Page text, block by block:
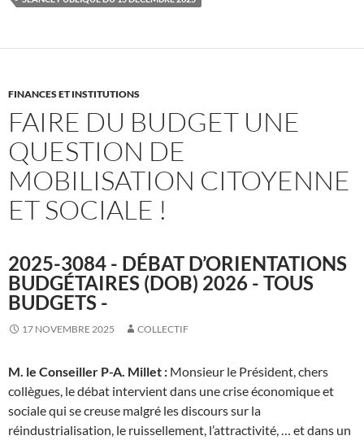
FINANCES ET INSTITUTIONS
FAIRE DU BUDGET UNE
QUESTION DE
MOBILISATION CITOYENNE
ET SOCIALE !
2025-3084 - DÉBAT D’ORIENTATIONS
BUDGÉTAIRES (DOB) 2026 - TOUS
BUDGETS -
17 NOVEMBRE 2025 COLLECTIF
M. le Conseiller P-A. Millet : Monsieur le Président, chers
collègues, le débat intervient dans une crise économique et
sociale qui se creuse malgré les discours sur la
réindustrialisation, le ruissellement, l’attractivité, … et dans un